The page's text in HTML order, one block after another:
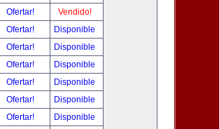
Ofertar!
Vendido!
Ofertar!
Disponible
Ofertar!
Disponible
Ofertar!
Disponible
Ofertar!
Disponible
Ofertar!
Disponible
Ofertar!
Disponible